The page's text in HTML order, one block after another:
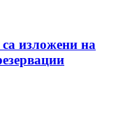
изложени на